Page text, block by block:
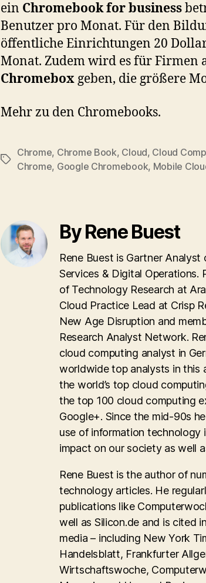
ein Chromebook for business
Benutzer pro Monat. Für den
öffentliche Einrichtungen 20
Monat. Zudem wird es für Firmen
Chromebox geben, die größere
Mehr zu den Chromebooks.
Tags
Chrome, Chrome Book, Cloud, Cloud
Chrome, Google Chromebook, Mobile
By Rene Buest
Rene Buest is Gartner
Services & Digital
of Technology Research at
Cloud Practice Lead at Crisp
New Age Disruption and
Research Analyst Network.
cloud computing analyst in
worldwide top analysts in this
the world’s top cloud
the top 100 cloud computing
Google+. Since the mid-90s
use of information technology
impact on our society as well
Rene Buest is the author of
technology articles. He
publications like
well as Silicon.de and is cited
media – including New York
Handelsblatt, Frankfurter
Wirtschaftswoche,